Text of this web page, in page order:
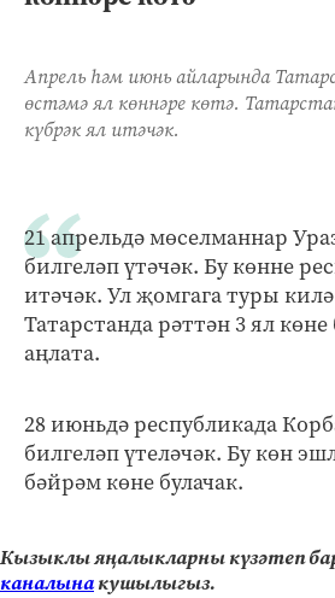
Апрель һәм июнь айларында
өстәмә ял көннәре көтә.
күбрәк ял итәчәк.
21 апрельдә мөселманнар
билгеләп үтәчәк. Бу көнне
итәчәк. Ул җомгага туры
Татарстанда рәттән 3 ял көне
аңлата.
28 июньдә республикада
билгеләп үтеләчәк. Бу көн
бәйрәм көне булачак.
Кызыклы яңалыкларны күзәтеп
каналынакушылыгыз.